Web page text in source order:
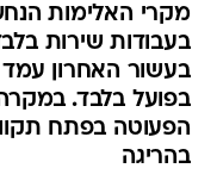
מקרי האלימות
בעבודות שירות
בעשור האחרון
בפועל בלבד.
הפעוטה בפתח
בהריגה